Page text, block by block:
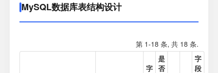
MySQL数据库表结构设计
第 1-18 条, 共 18 条.
字
是
否
字
段